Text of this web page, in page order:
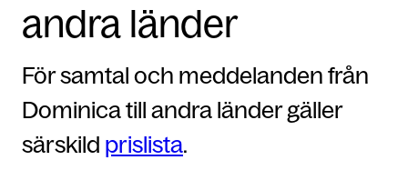
andra länder
För samtal och meddelanden från
Dominica till andra länder gäller
särskild prislista.